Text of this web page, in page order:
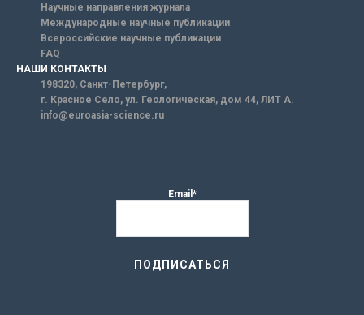
Научные направления журнала
Международные научные публикации
Всероссийские научные публикации
FAQ
НАШИ КОНТАКТЫ
198320, Санкт-Петербург,
г. Красное Село, ул. Геологическая, дом 44, ЛИТ А.
info@euroasia-science.ru
Email*